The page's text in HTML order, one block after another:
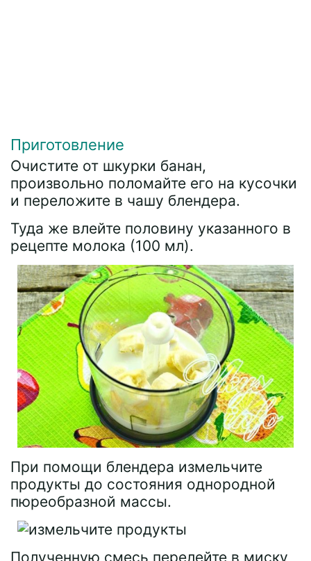
Приготовление
Очистите от шкурки банан,
произвольно поломайте его на кусочки
и переложите в чашу блендера.
Туда же влейте половину указанного в
рецепте молока (100 мл).
При помощи блендера измельчите
продукты до состояния однородной
пюреобразной массы.
Полученную смесь перелейте в миску